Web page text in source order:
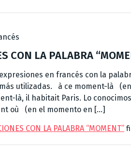
CON LA PALABRA
en francés con la
utilizadas. à ce moment-là
là, il habitait Paris. Lo
où (en el momento en […]
CON LA PALABRA “MOMENT”